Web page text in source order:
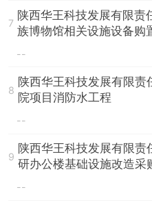
7
陕西华王科技发展有限责
族博物馆相关设施设备购
--
8
陕西华王科技发展有限责
院项目消防水工程
--
9
陕西华王科技发展有限
研办公楼基础设施改造采
--